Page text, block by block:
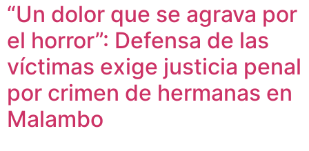
“Un dolor que se agrava por
el horror”: Defensa de las
víctimas exige justicia penal
por crimen de hermanas en
Malambo